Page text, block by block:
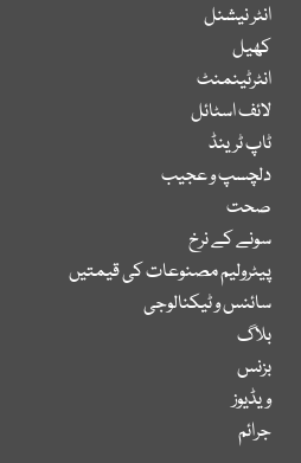
انٹر نیشنل
کھیل
انٹرٹینمنٹ
لائف اسٹائل
ٹاپ ٹرینڈ
دلچسپ و عجیب
صحت
سونے کے نرخ
پیٹرولیم مصنوعات کی قیمتیں
سائنس و ٹیکنالوجی
بلاگ
بزنس
ویڈیوز
جرائم